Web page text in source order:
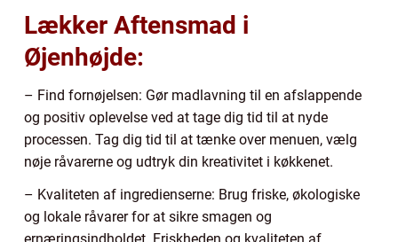
Lækker Aftensmad i
Øjenhøjde:
– Find fornøjelsen: Gør madlavning til en afslappende
og positiv oplevelse ved at tage dig tid til at nyde
processen. Tag dig tid til at tænke over menuen, vælg
nøje råvarerne og udtryk din kreativitet i køkkenet.
– Kvaliteten af ingredienserne: Brug friske, økologiske
og lokale råvarer for at sikre smagen og